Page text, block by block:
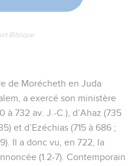
Biblique
de Morécheth en Juda
a exercé son ministère
à 732 av. J.-C.), d’Ahaz (735
et d’Ezéchias (715 à 686 ;
Il a donc vu, en 722, la
(1.2-7). Contemporain